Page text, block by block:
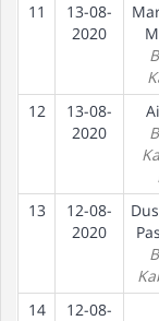
11
13-08-
2020
12
13-08-
2020
13
12-08-
2020
14
12-08-